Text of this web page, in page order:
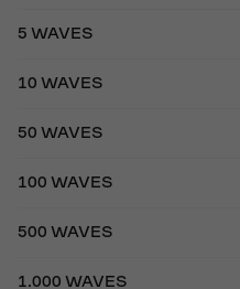
5 WAVES
10 WAVES
50 WAVES
100 WAVES
500 WAVES
1.000 WAVES